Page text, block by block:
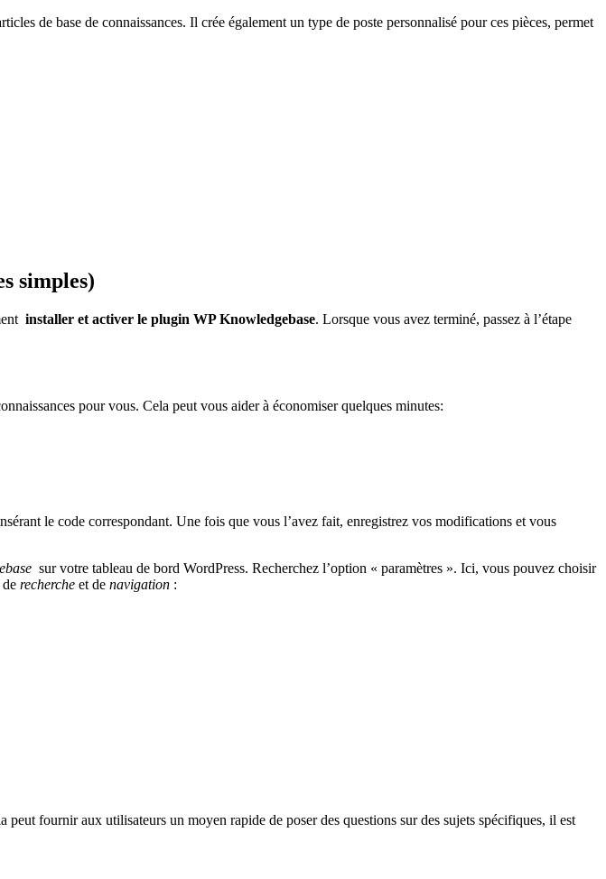
de base de connaissances. Il crée également un type de poste personnalisé pour ces pièces, permet
simples)
installer et activer le plugin WP Knowledgebase. Lorsque vous avez terminé, passez à l’étape
pour vous. Cela peut vous aider à économiser quelques minutes:
le code correspondant. Une fois que vous l’avez fait, enregistrez vos modifications et vous
sur votre tableau de bord WordPress. Recherchez l’option « paramètres ». Ici, vous pouvez choisir
recherche et de navigation :
fournir aux utilisateurs un moyen rapide de poser des questions sur des sujets spécifiques, il est